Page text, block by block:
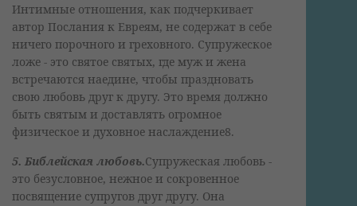
Интимные отношения, как подчеркивает
автор Послания к Евреям, не содержат в себе
ничего порочного и греховного. Супружеское
ложе - это святое святых, где муж и жена
встречаются наедине, чтобы праздновать
свою любовь друг к другу. Это время должно
быть святым и доставлять огромное
физическое и духовное наслаждение8.
5. Библейская любовь.Супружеская любовь -
это безусловное, нежное и сокровенное
посвящение супругов друг другу. Она